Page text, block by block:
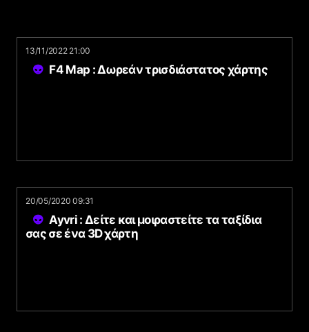
13/11/2022 21:00
F4 Map : Δωρεάν τρισδιάστατος χάρτης
20/05/2020 09:31
Ayvri : Δείτε και μοιραστείτε τα ταξίδια
σας σε ένα 3D χάρτη